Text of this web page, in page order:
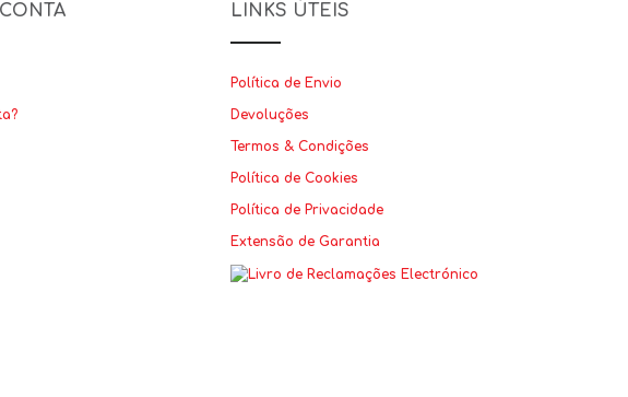
LINKS ÚTEIS
Política de Envio
Devoluções
Termos & Condições
Política de Cookies
Política de Privacidade
Extensão de Garantia